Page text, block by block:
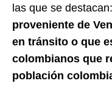
las que se destacan:
proveniente de
en tránsito o que
colombianos que
población